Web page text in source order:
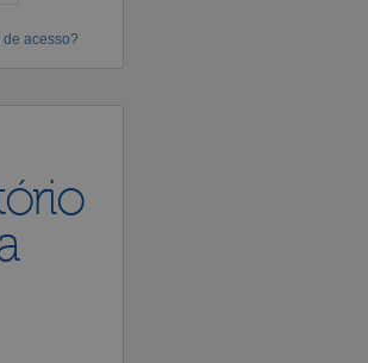
de acesso?